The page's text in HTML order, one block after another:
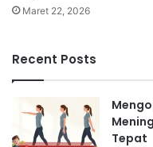
Maret 22, 2026
Recent Posts
Tepat